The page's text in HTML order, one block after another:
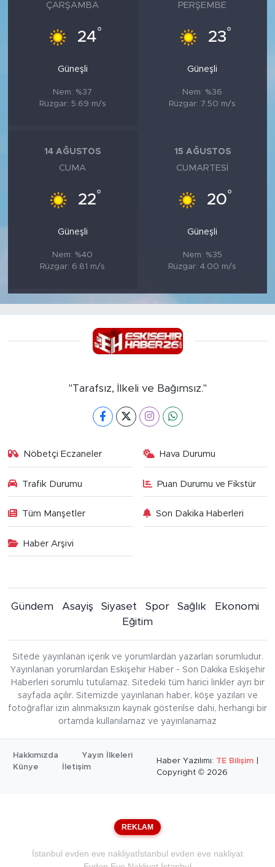
ÇARŞAMBA
24°
Güneşli
Nem: %37
Rüzgar: 5.69 m/s
PERŞEMBE
23°
Güneşli
Nem: %36
Rüzgar: 7.50 m/s
14 AĞUSTOS
CUMA
22°
Güneşli
Nem: %40
Rüzgar: 6.81 m/s
15 AĞUSTOS
CUMARTESI
20°
Güneşli
Nem: %35
Rüzgar: 4.00 m/s
"Tarafsız, İlkeli ve Bağımsız."
Nöbetçi Eczaneler Hava Durumu
Trafik Durumu Puan Durumu ve Fikstür
Tüm Manşetler Son Dakika Haberleri
Haber Arşivi
Gündem Asayiş Siyaset Spor Sağlık
Ekonomi
Eğitim
Sitede yayınlanan içerik ve yorumlardan yazarları sorumludur.
Yayınlanan yorumlardan Eskişehir Haber - Son Dakika Eskişehir
Haberleri sorumlu tutulamaz. Sitedeki tüm harici linkler ayrı bir
sayfada açılır. Sitemizde yayınlanan haber, köşe yazıları ve
fotoğraflar izin alınmaksızın kaynak gösterilse dahi, herhangi bir
ortamda kullanılamaz ve yayınlanamaz
Hakkımızda
Yayın İlkeleri
Künye
İletişim
Haber Yazılımı: TE Bilişim
Copyright © 2026
REKLAM
İstanbul evden eve nakliyatİstanbul evden eve nakliyat